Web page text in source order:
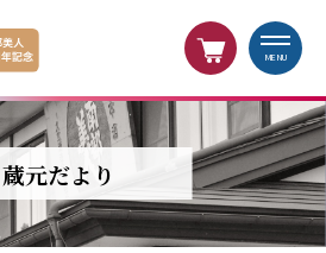
MENU
蔵元だより